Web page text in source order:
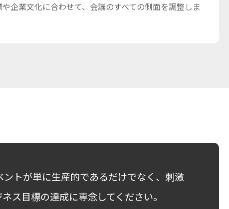
企業文化に合わせて、会議のすべての側面を調整しま
トが単に生産的であるだけでなく、刺激
ス目標の達成に専念してください。